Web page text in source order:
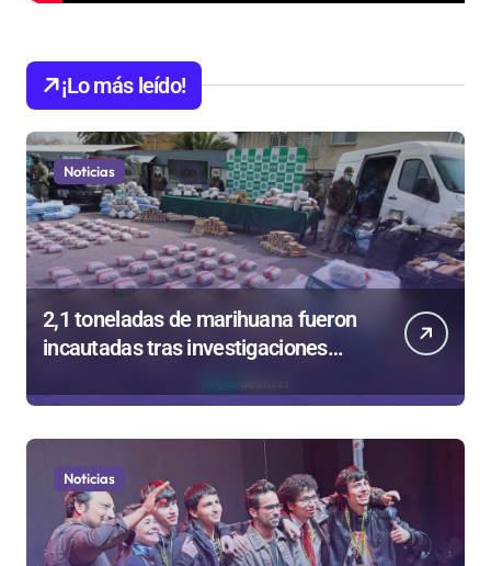
¡Lo más leído!
Noticias
2,1 toneladas de marihuana fueron
incautadas tras investigaciones
Noticias